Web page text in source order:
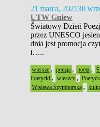
21 marca, 202130
UTW Gniew
Światowy Dzień
przez UNESCO
dnia jest promocja
i…..
wiersze , poezja , poeta ,
Poetycki , wieszcz ,
Wisława Szymborska ,